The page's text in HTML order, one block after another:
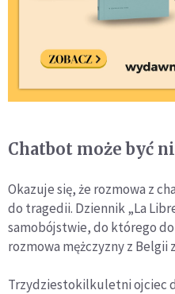
Chatbot może być
Okazuje się, że rozmowa z
do tragedii. Dziennik „La
samobójstwie, do którego
rozmowa mężczyzny z Belgii
Trzydziestokilkuletni ojciec